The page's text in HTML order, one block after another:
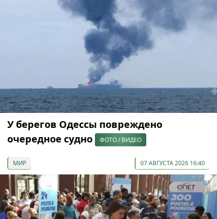
У берегов Одессы повреждено
очередное судно
ФОТО / ВИДЕО
МИР 07 АВГУСТА 2026 16:40